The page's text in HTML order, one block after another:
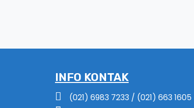
INFO KONTAK
(021) 6983 7233 / (021) 663 1605